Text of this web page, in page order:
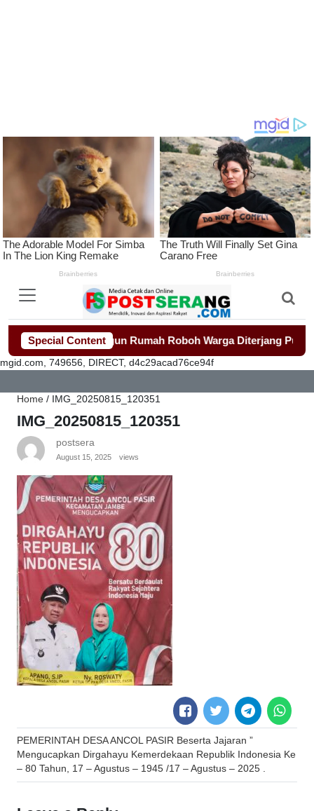
Special Content
Cepat Bangun Rumah Roboh Warga Diterjang Puting
mgid.com, 749656, DIRECT, d4c29acad76ce94f
Home / IMG_20250815_120351
IMG_20250815_120351
postsera
August 15, 2025 views
Post
navigation
PEMERINTAH DESA ANCOL PASIR Beserta Jajaran ”
Mengucapkan Dirgahayu Kemerdekaan Republik Indonesia Ke
– 80 Tahun, 17 – Agustus – 1945 /17 – Agustus – 2025 .